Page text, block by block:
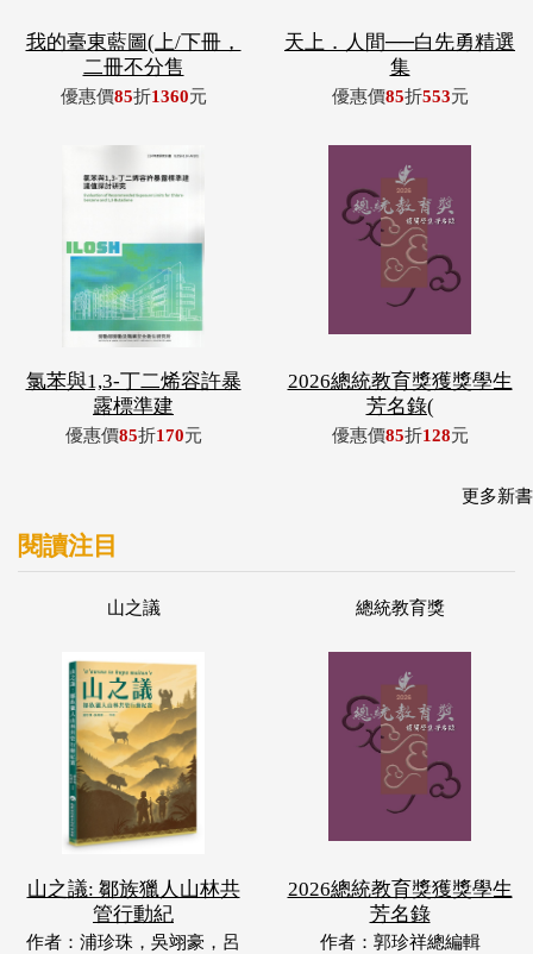
我的臺東藍圖(上/下冊，
二冊不分售
優惠價85折1360元
天上．人間──白先勇精選
集
優惠價85折553元
氯苯與1,3-丁二烯容許暴
露標準建
優惠價85折170元
2026總統教育獎獲獎學生
芳名錄(
優惠價85折128元
更多新書
閱讀注目
山之議
山之議: 鄒族獵人山林共
管行動紀
作者：浦珍珠，吳翊豪，呂
總統教育獎
2026總統教育獎獲獎學生
芳名錄
作者：郭珍祥總編輯